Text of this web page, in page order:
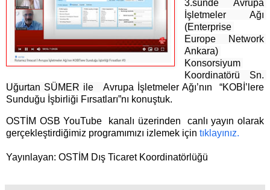
3.sünde Avrupa
İşletmeler Ağı
(Enterprise
Europe Network
Ankara)
Konsorsiyum
Koordinatörü Sn.
Uğurtan SÜMER ile Avrupa İşletmeler Ağı’nın “KOBİ’lere
Sunduğu İşbirliği Fırsatları”nı konuştuk.
OSTİM OSB YouTube kanalı üzerinden canlı yayın olarak
gerçekleştirdiğimiz programımızı izlemek için tıklayınız.
Yayınlayan: OSTİM Dış Ticaret Koordinatörlüğü